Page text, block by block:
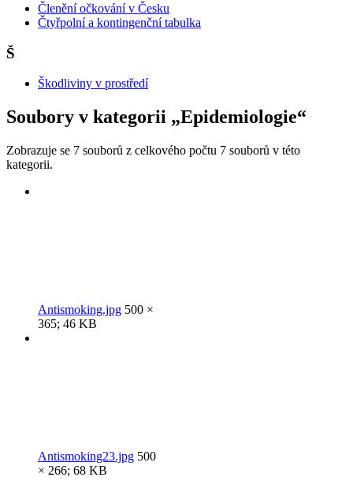
Členění očkování v Česku
Čtyřpolní a kontingenční tabulka
Š
Škodliviny v prostředí
Soubory v kategorii „Epidemiologie“
Zobrazuje se 7 souborů z celkového počtu 7 souborů v této
kategorii.
Antismoking.jpg 500 ×
365; 46 KB
Antismoking23.jpg 500
× 266; 68 KB